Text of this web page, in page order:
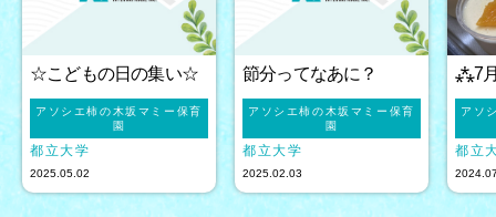
☆こどもの日の集い☆
アソシエ柿の木坂マミー保育
園
都立大学
2025.05.02
節分ってなあに？
アソシエ柿の木坂マミー保育
園
都立大学
2025.02.03
⁂7
アソ
都立